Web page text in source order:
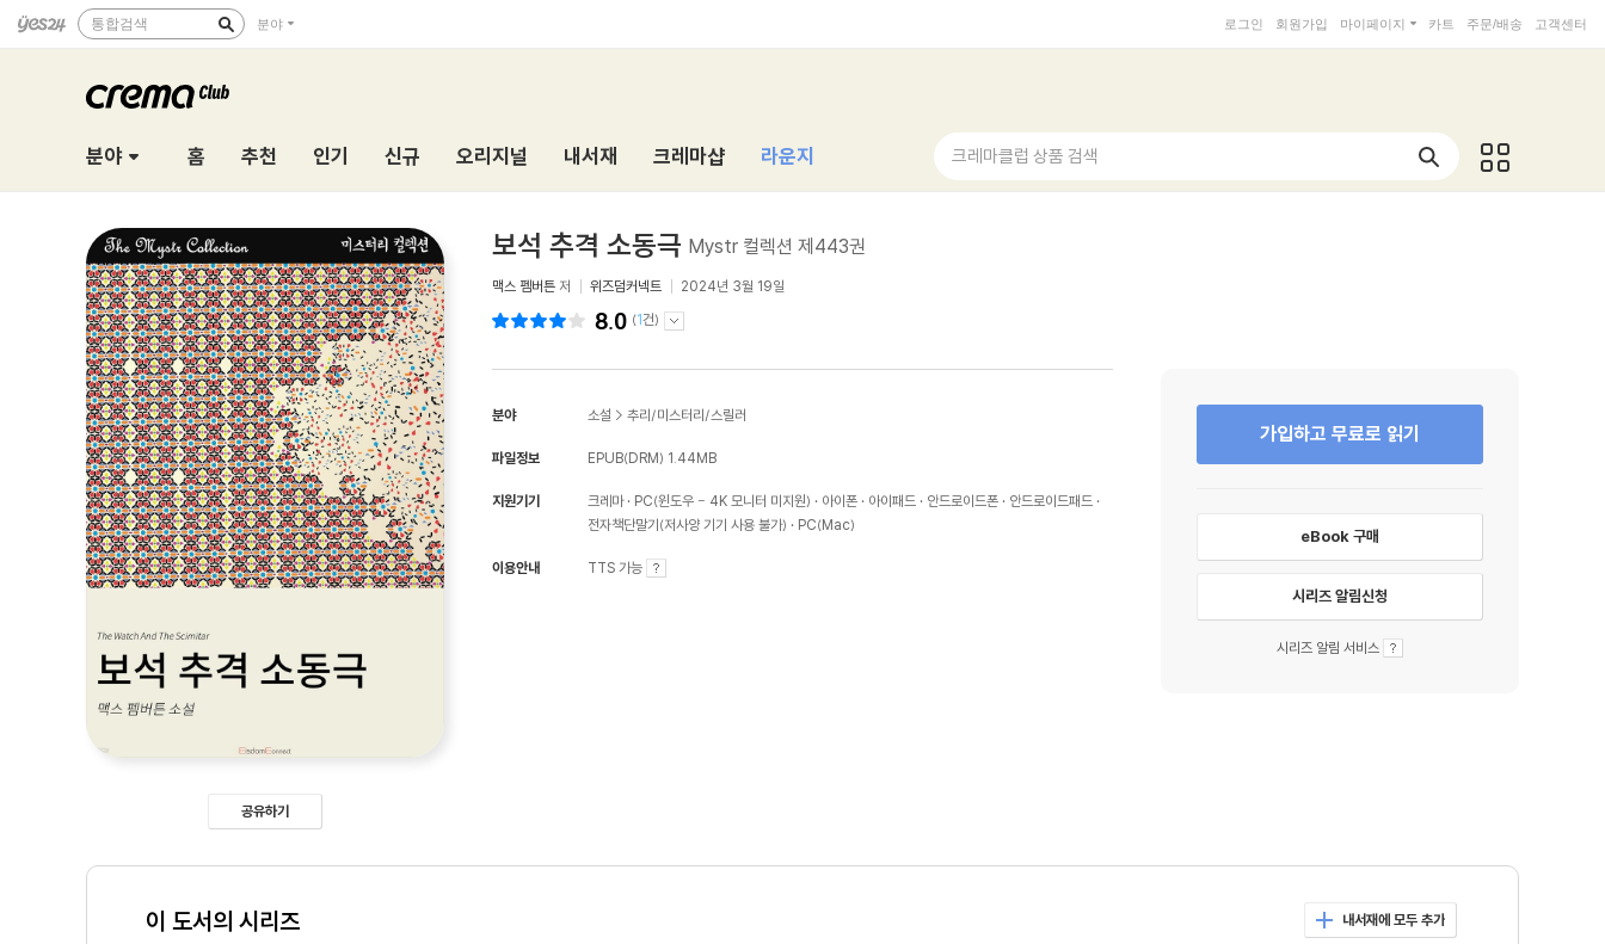
통합검색 분야 로그인 회원가입 마이페이지 카트 주문/배송 고객센터
분야 홈 추천 인기 신규 오리지널 내서재 크레마샵 라운지 크레마클럽 상품 검색
공유하기
보석 추격 소동극 Mystr 컬렉션 제443권
맥스 펨버튼 저 위즈덤커넥트 2024년 3월 19일
8.0 (1건)
분야 소설 > 추리/미스터리/스릴러
파일정보 EPUB(DRM) 1.44MB
지원기기 크레마 PC(윈도우 - 4K 모니터 미지원) 아이폰 아이패드 안드로이드폰
안드로이드패드
전자책단말기(저사양 기기 사용 불가)
PC(Mac)
이용안내 TTS 가능
가입하고 무료로 읽기
eBook 구매
시리즈 알림신청
시리즈 알림 서비스
이 도서의 시리즈 내서재에 모두 추가